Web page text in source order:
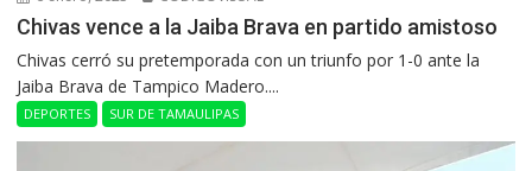
Chivas vence a la Jaiba Brava en partido amistoso
Chivas cerró su pretemporada con un triunfo por 1-0 ante la
Jaiba Brava de Tampico Madero....
DEPORTES SUR DE TAMAULIPAS